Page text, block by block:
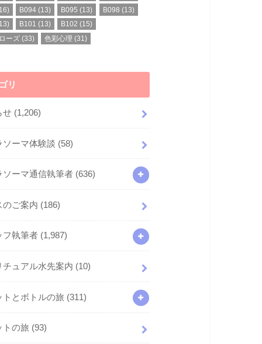
B094 (13) B095 (13) B098 (13)
B101 (13) B102 (15)
ーズ (33) 色彩心理 (31)
リ
せ (1,206)
ソーマ体験談 (58)
ソーマ通信執筆者 (636)
のご案内 (186)
フ執筆者 (1,987)
チュアル水先案内 (10)
トとボトルの旅 (311)
トの旅 (93)